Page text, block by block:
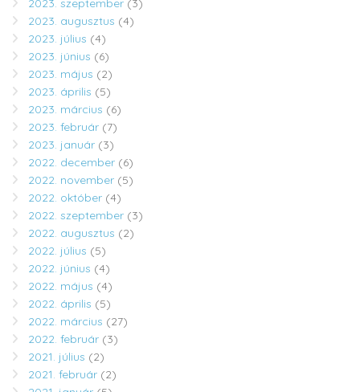
2023. szeptember (3)
2023. augusztus (4)
2023. július (4)
2023. június (6)
2023. május (2)
2023. április (5)
2023. március (6)
2023. február (7)
2023. január (3)
2022. december (6)
2022. november (5)
2022. október (4)
2022. szeptember (3)
2022. augusztus (2)
2022. július (5)
2022. június (4)
2022. május (4)
2022. április (5)
2022. március (27)
2022. február (3)
2021. július (2)
2021. február (2)